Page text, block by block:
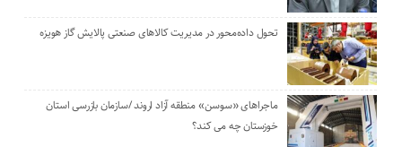
تحول داده‌محور در مدیریت کالاهای صنعتی پالایش گاز هویزه
ماجراهای «سوسن» منطقه آزاد اروند /سازمان بازرسی استان
خوزستان چه می کند؟